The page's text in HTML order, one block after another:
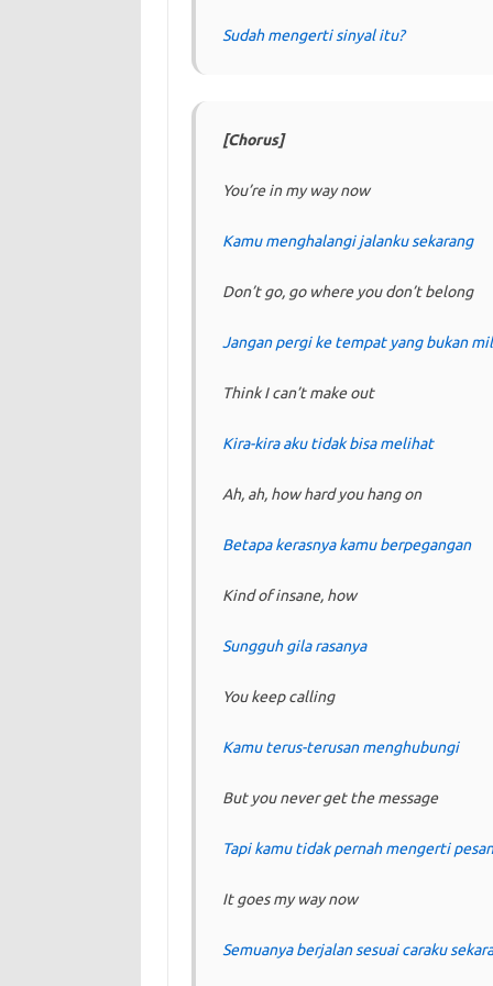
Sudah mengerti sinyal itu?
[Chorus]
You’re in my way now
Kamu menghalangi jalanku sekarang
Don’t go, go where you don’t belong
Jangan pergi ke tempat yang bukan
Think I can’t make out
Kira-kira aku tidak bisa melihat
Ah, ah, how hard you hang on
Betapa kerasnya kamu berpegangan
Kind of insane, how
Sungguh gila rasanya
You keep calling
Kamu terus-terusan menghubungi
But you never get the message
Tapi kamu tidak pernah mengerti
It goes my way now
Semuanya berjalan sesuai caraku